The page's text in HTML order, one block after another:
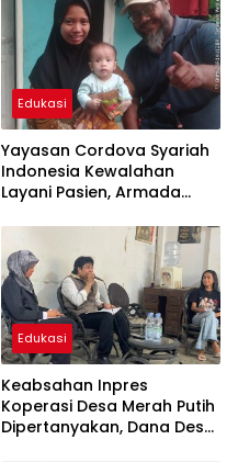
Edukasi
Yayasan Cordova Syariah
Indonesia Kewalahan
Layani Pasien, Armada
Edukasi
Keabsahan Inpres
Koperasi Desa Merah Putih
Dipertanyakan, Dana Desa